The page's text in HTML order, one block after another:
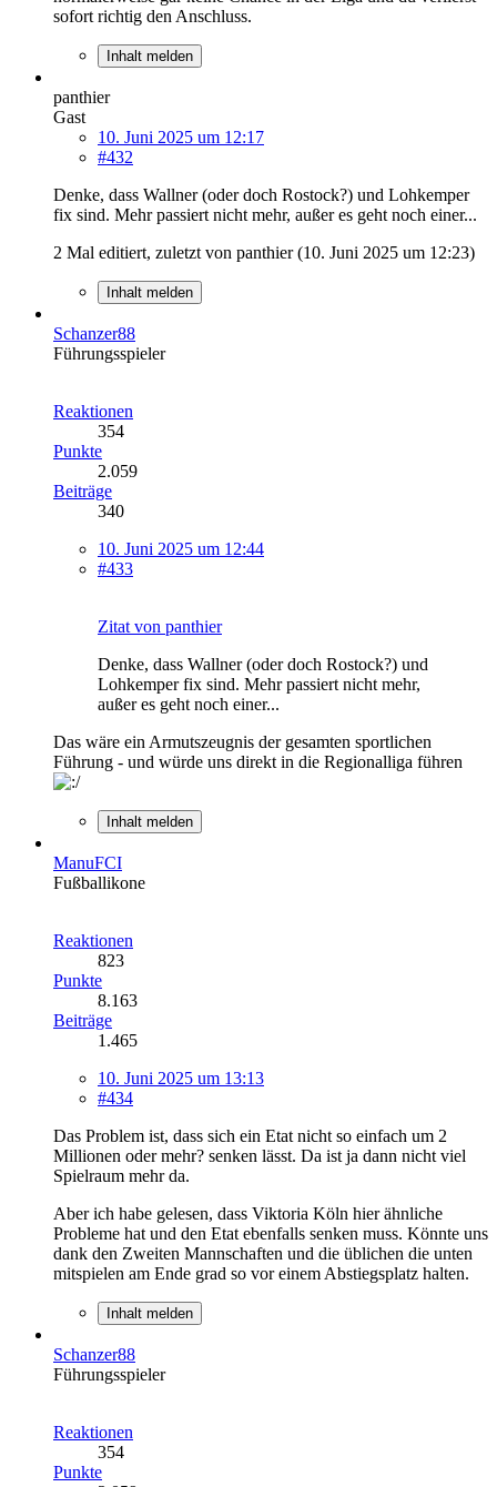
sofort richtig den Anschluss.
Inhalt melden
panthier
Gast
10. Juni 2025 um 12:17
#432
Denke, dass Wallner (oder doch Rostock?) und Lohkemper
fix sind. Mehr passiert nicht mehr, außer es geht noch einer...
2 Mal editiert, zuletzt von panthier (10. Juni 2025 um 12:23)
Inhalt melden
Schanzer88
Führungsspieler
Reaktionen
354
Punkte
2.059
Beiträge
340
10. Juni 2025 um 12:44
#433
Zitat von panthier
Denke, dass Wallner (oder doch Rostock?) und
Lohkemper fix sind. Mehr passiert nicht mehr,
außer es geht noch einer...
Das wäre ein Armutszeugnis der gesamten sportlichen
Führung - und würde uns direkt in die Regionalliga führen
Inhalt melden
ManuFCI
Fußballikone
Reaktionen
823
Punkte
8.163
Beiträge
1.465
10. Juni 2025 um 13:13
#434
Das Problem ist, dass sich ein Etat nicht so einfach um 2
Millionen oder mehr? senken lässt. Da ist ja dann nicht viel
Spielraum mehr da.
Aber ich habe gelesen, dass Viktoria Köln hier ähnliche
Probleme hat und den Etat ebenfalls senken muss. Könnte uns
dank den Zweiten Mannschaften und die üblichen die unten
mitspielen am Ende grad so vor einem Abstiegsplatz halten.
Inhalt melden
Schanzer88
Führungsspieler
Reaktionen
354
Punkte